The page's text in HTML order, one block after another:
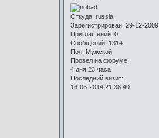
Откуда: russia
Зарегистрирован: 29-12-2009
Приглашений: 0
Сообщений: 1314
Пол: Мужской
Провел на форуме:
4 дня 23 часа
Последний визит:
16-06-2014 21:38:40